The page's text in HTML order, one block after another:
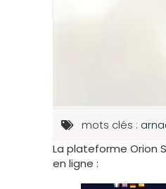
mots clés :
La plateforme Orion
en ligne :